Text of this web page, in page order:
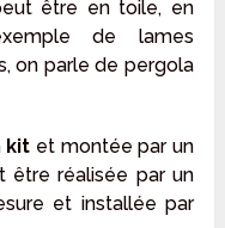
être en toile, en
de lames
on parle de pergola
kit et montée par un
être réalisée par un
et installée par